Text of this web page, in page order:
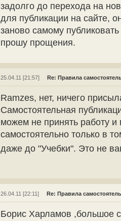
задолго до перехода на
для публикации на сайте,
заново самому
прошу прощения.
25.04.11 [21:57] Re: Правила
Ramzes, нет, ничего
Самостоятельная
можем не принять работу и
самостоятельно только в
даже до "Учебки". Это не
26.04.11 [22:11] Re: Правила
Борис Харламов ,большое